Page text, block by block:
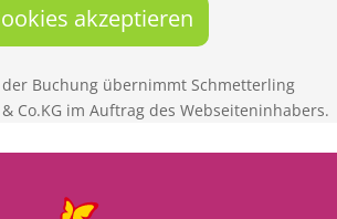
akzeptieren
Buchung übernimmt Schmetterling
Co.KG im Auftrag des Webseiteninhabers.